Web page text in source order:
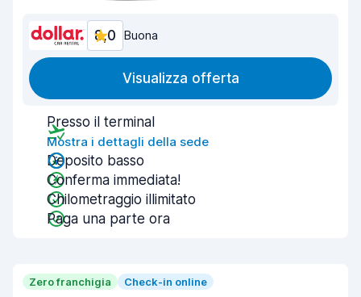
8,0 Buona
Visualizza offerta
Presso il terminal
Mostra i dettagli della sede
Deposito basso
Conferma immediata!
Chilometraggio illimitato
Paga una parte ora
Zero franchigia Check-in online